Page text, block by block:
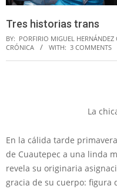
Tres historias trans
BY: PORFIRIO MIGUEL HERNÁNDEZ
CRÓNICA
WITH: 3 COMMENTS
La
En la cálida tarde
de Cuautepec a una linda
revela su originaria
gracia de su cuerpo: figura